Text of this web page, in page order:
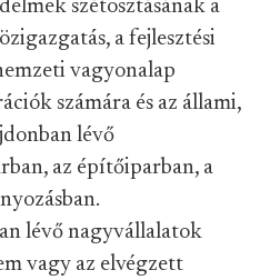
szétosztásának a
a fejlesztési
vagyonalap
számára és az állami,
lévő
az építőiparban, a
lévő nagyvállalatok
vagy az elvégzett